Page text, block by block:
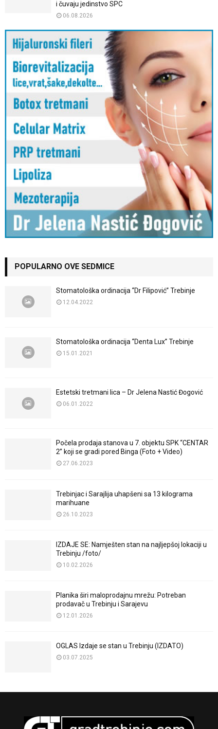
i čuvaju jedinstvo SPC
06.08.2026
POPULARNO OVE SEDMICE
Stomatološka ordinacija “Dr Filipović” Trebinje
12.04.2022
Stomatološka ordinacija “Denta Lux” Trebinje
15.01.2021
Estetski tretmani lica – Dr Jelena Nastić Đogović
06.01.2022
Počela prodaja stanova u 7. objektu SPK “CENTAR
2” koji se gradi pored Binga (Foto + Video)
27.06.2023
Trebinjac i Sarajlija uhapšeni sa 13 kilograma
marihuane
26.10.2023
IZDAJE SE: Namješten stan na najljepšoj lokaciji u
Trebinju /foto/
10.02.2026
Planika širi maloprodajnu mrežu: Potreban
prodavač u Trebinju i Sarajevu
12.01.2026
OGLAS Izdaje se stan u Trebinju (IZDATO)
03.07.2025